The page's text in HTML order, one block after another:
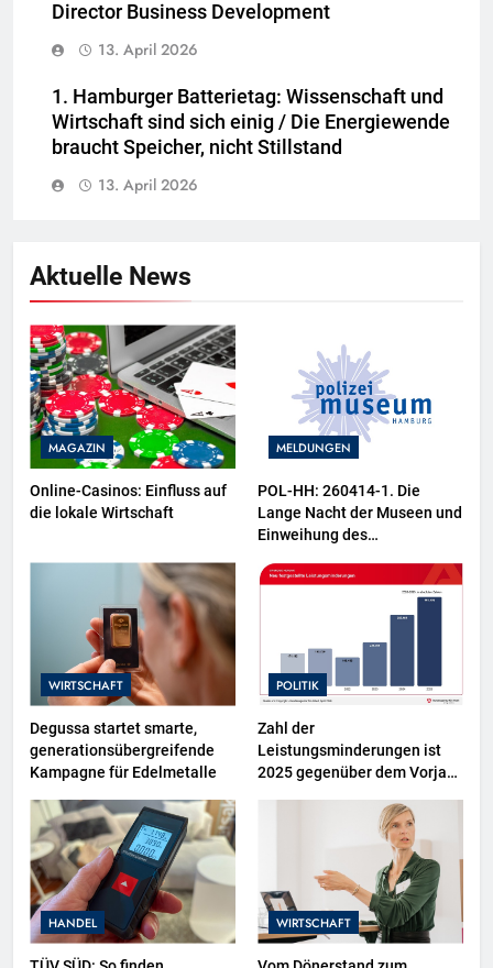
Director Business Development
13. April 2026
1. Hamburger Batterietag: Wissenschaft und
Wirtschaft sind sich einig / Die Energiewende
braucht Speicher, nicht Stillstand
13. April 2026
Aktuelle News
MAGAZIN
Online-Casinos: Einfluss auf
die lokale Wirtschaft
MELDUNGEN
POL-HH: 260414-1. Die
Lange Nacht der Museen und
Einweihung des
sowie neuer
Ausstellungsbereiche im
Polizeimuseum Hamburg
WIRTSCHAFT
Degussa startet smarte,
generationsübergreifende
Kampagne für Edelmetalle
POLITIK
Zahl der
Leistungsminderungen ist
2025 gegenüber dem Vorjahr
HANDEL WIRTSCHAFT